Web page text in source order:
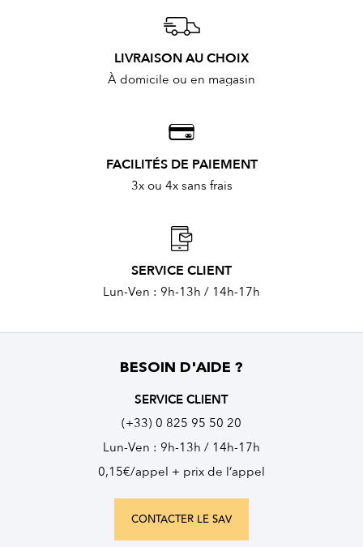
LIVRAISON AU CHOIX
À domicile ou en magasin
FACILITÉS DE PAIEMENT
3x ou 4x sans frais
SERVICE CLIENT
Lun-Ven : 9h-13h / 14h-17h
BESOIN D'AIDE ?
SERVICE CLIENT
(+33) 0 825 95 50 20
Lun-Ven : 9h-13h / 14h-17h
0,15€/appel + prix de l’appel
CONTACTER LE SAV